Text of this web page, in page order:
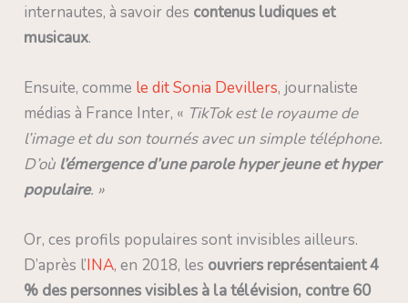
internautes, à savoir des contenus ludiques et
musicaux.
Ensuite, comme le dit Sonia Devillers, journaliste
médias à France Inter, « TikTok est le royaume de
l’image et du son tournés avec un simple téléphone.
D’où l’émergence d’une parole hyper jeune et hyper
populaire. »
Or, ces profils populaires sont invisibles ailleurs.
D’après l’INA, en 2018, les ouvriers représentaient 4
% des personnes visibles à la télévision, contre 60